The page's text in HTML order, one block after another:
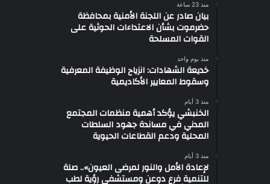
منذ 23 ساعة
بيان صادر عن اللجنة الأمنية بمحافظة
حضرموت بشأن الاعتداءات الحوثية على
القوات المسلحة
منذ يوم واحد
خديعة الشهادات: انزياح الوظيفة المعرفية
وسقوط المعايير الأكاديمية
منذ 3 أيام
الخنبشي يؤكد أهمية منظمات المجتمع
المدني في مساندة جهود السلطات
المحلية ودعم القطاعات الحيوية
منذ 3 أيام
لإعادة الأمل والنور لمرضى العيون».. صلة
للتنمية فرع دوعن ومستشفى رؤية لطب